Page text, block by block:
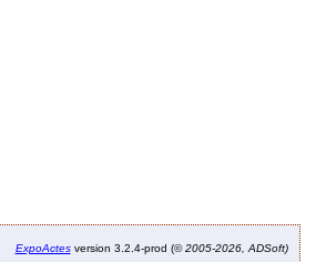
ExpoActesversion 3.2.4-prod (©2005-2026, ADSoft)